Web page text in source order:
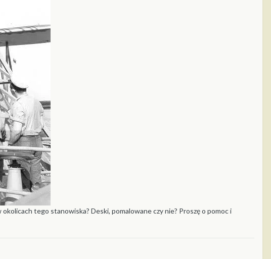
tego stanowiska? Deski, pomalowane czy nie? Proszę o pomoc i